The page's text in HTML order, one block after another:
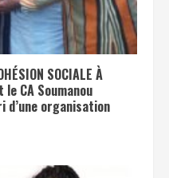
SOCIALE À
le CA Soumanou
organisation